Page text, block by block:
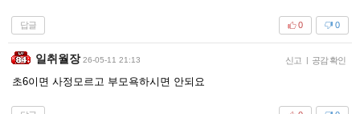
답글 0
0
일취월장 26-05-11 21:13 신고 | 공감 확인
초6이면 사정모르고 부모욕하시면 안되요